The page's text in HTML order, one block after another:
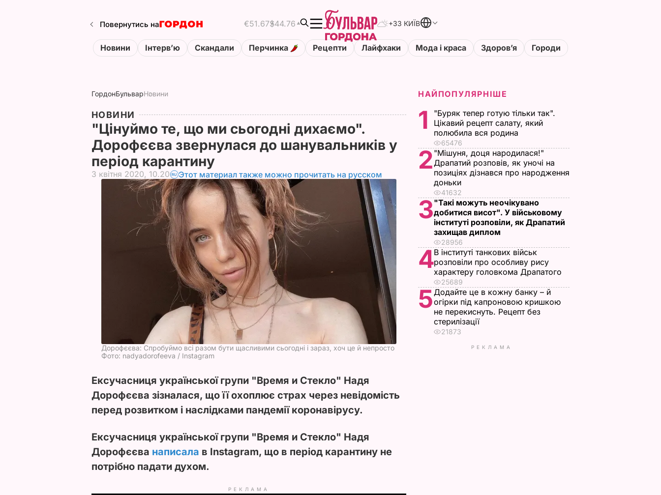
Повернутись на €51.67$44.76 +33 КИЇВ
Новини Інтервʼю Скандали Перчинка Рецепти Лайфхаки Мода і краса Здоровʼя Городи
ГордонБульварНовини
НОВИНИ
"Цінуймо те, що ми сьогодні дихаємо".
Дорофєєва звернулася до шанувальників у
період карантину
3 квітня 2020, 10.20 Этот материал также можно прочитать на русском
Дорофєєва: Спробуймо всі разом бути щасливими сьогодні і зараз, хоч це й непросто
Фото: nadyadorofeeva / Instagram
Ексучасниця української групи "Время и Стекло" Надя
Дорофєєва зізналася, що її охоплює страх через невідомість
перед розвитком і наслідками пандемії коронавірусу.
Ексучасниця української групи "Время и Стекло" Надя
Дорофєєва написала в Instagram, що в період карантину не
потрібно падати духом.
РЕКЛАМА
НАЙПОПУЛЯРНІШЕ
1
"Буряк тепер готую тільки так".
Цікавий рецепт салату, який
полюбила вся родина
65476
2 "Мішуня, доця народилася!"
Драпатий розповів, як уночі на
позиціях дізнався про народження
доньки
41632
3"Такі можуть неочікувано
добитися висот". У військовому
інституті розповіли, як Драпатий
захищав диплом
28956
4В інституті танкових військ
розповіли про особливу рису
характеру головкома Драпатого
25689
5Додайте це в кожну банку – й
огірки під капроновою кришкою
не перекиснуть. Рецепт без
стерилізації
21873
РЕКЛАМА